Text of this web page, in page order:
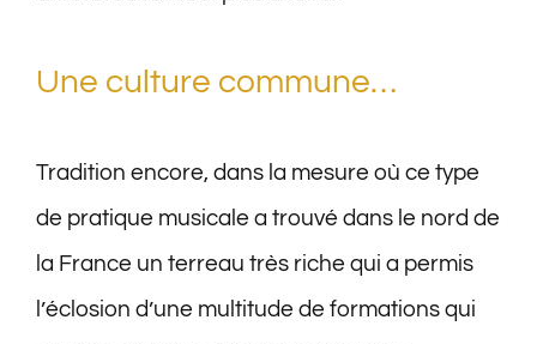
Une culture commune…
Tradition encore, dans la mesure où ce type
de pratique musicale a trouvé dans le nord de
la France un terreau très riche qui a permis
l’éclosion d’une multitude de formations qui